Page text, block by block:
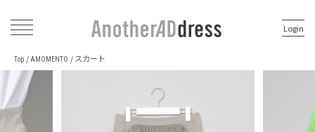
Login
Top / AMOMENTO / スカート